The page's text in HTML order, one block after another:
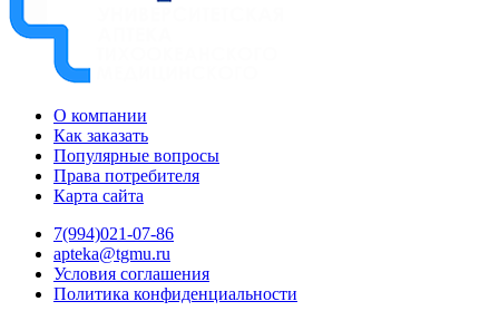
О компании
Как заказать
Популярные вопросы
Права потребителя
Карта сайта
7(994)021-07-86
apteka@tgmu.ru
Условия соглашения
Политика конфиденциальности